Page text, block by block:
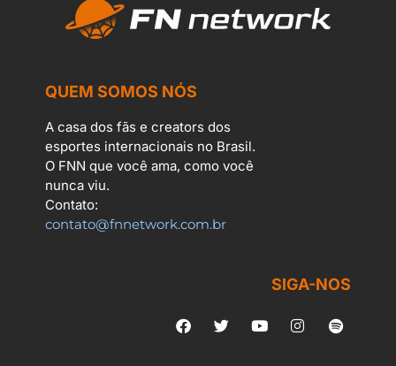
QUEM SOMOS NÓS
A casa dos fãs e creators dos
esportes internacionais no Brasil.
O FNN que você ama, como você
nunca viu.
Contato:
contato@fnnetwork.com.br
SIGA-NOS